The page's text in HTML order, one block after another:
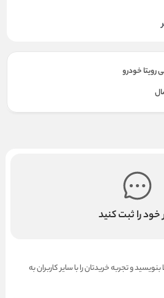
رویتا خودرو
خود را ثبت کنید
و تجربه خریدتان را با سایر کاربران به